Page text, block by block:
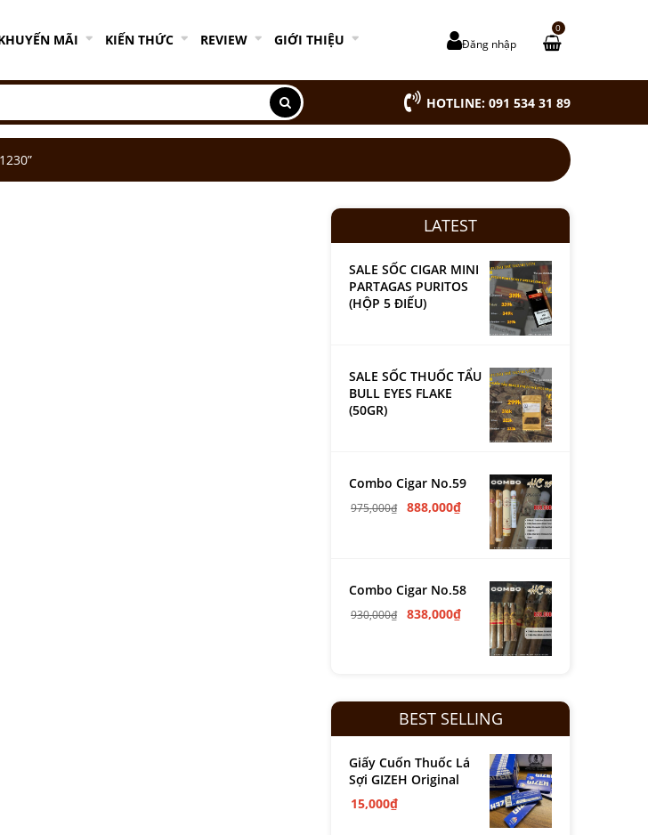
MÃI KIẾN THỨC REVIEW GIỚI THIỆU Đăng nhập
0
HOTLINE: 091 534 31 89
LATEST
SALE SỐC CIGAR MINI
PARTAGAS PURITOS
(HỘP 5 ĐIẾU)
SALE SỐC THUỐC TẨU
BULL EYES FLAKE
(50GR)
Combo Cigar No.59
975,000₫ 888,000₫
Combo Cigar No.58
930,000₫ 838,000₫
BEST SELLING
Giấy Cuốn Thuốc Lá
Sợi GIZEH Original
15,000₫